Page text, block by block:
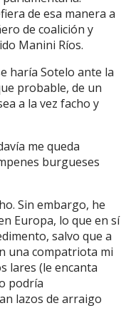
de esa manera a
de coalición y
Manini Ríos.
haría Sotelo ante la
probable, de un
a la vez facho y
me queda
burgueses
Sin embargo, he
Europa, lo que en sí
salvo que a
una compatriota mi
lares (le encanta
podría
lazos de arraigo